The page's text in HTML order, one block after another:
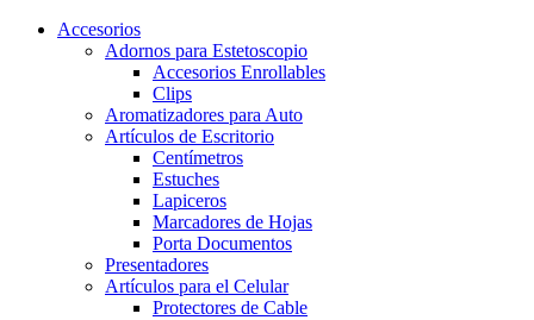
Accesorios
Adornos para Estetoscopio
Accesorios Enrollables
Clips
Aromatizadores para Auto
Artículos de Escritorio
Centímetros
Estuches
Lapiceros
Marcadores de Hojas
Porta Documentos
Presentadores
Artículos para el Celular
Protectores de Cable